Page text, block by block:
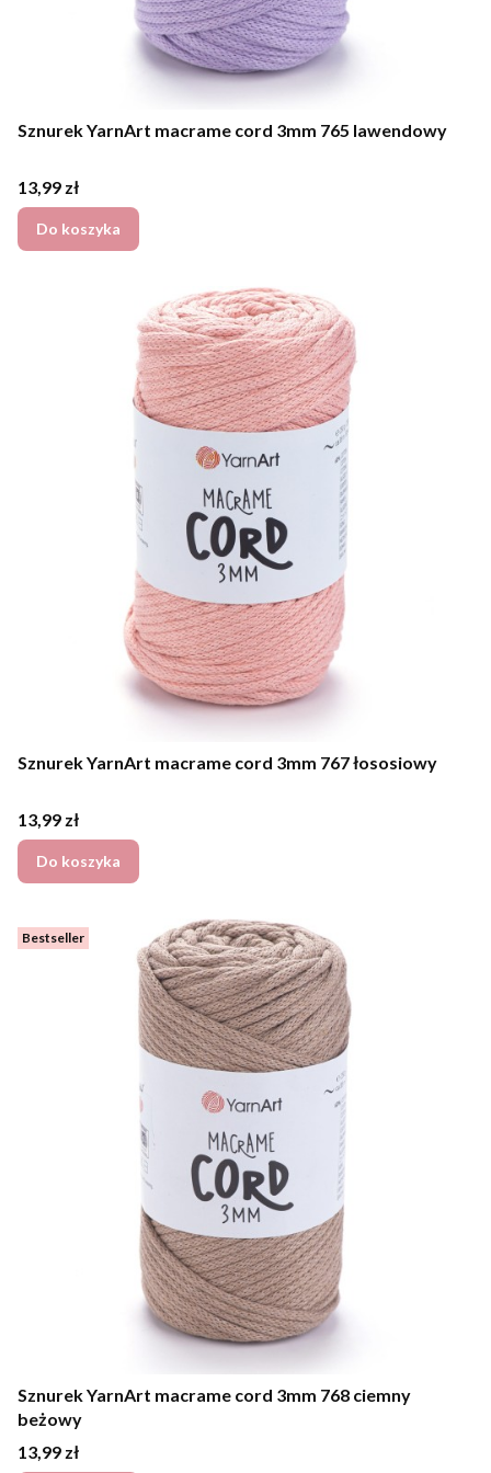
Sznurek YarnArt macrame cord 3mm 765 lawendowy
Cena
13,99 zł
Do koszyka
Sznurek YarnArt macrame cord 3mm 767 łososiowy
Cena
13,99 zł
Do koszyka
Bestseller
Sznurek YarnArt macrame cord 3mm 768 ciemny
beżowy
Cena
13,99 zł